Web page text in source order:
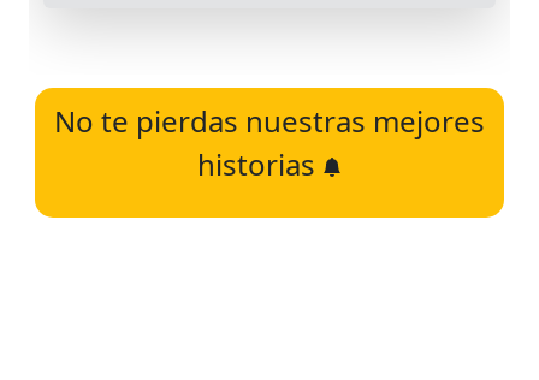
No te pierdas nuestras mejores
historias